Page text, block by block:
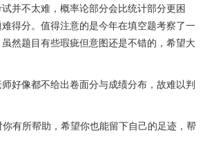
并不太难，概率论部分会比统计部分更困
得分。值得注意的是今年在填空题考察了一
然题目有些瑕疵但意图还是不错的，希望大
好像都不给出卷面分与成绩分布，故难以判
有所帮助，希望你也能留下自己的足迹，帮